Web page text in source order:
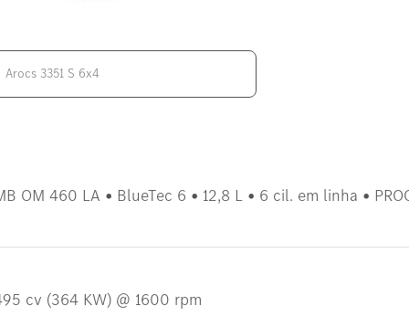
OM 460 LA • BlueTec 6 • 12,8 L • 6 cil. em linha •
cv (364 KW) @ 1600 rpm